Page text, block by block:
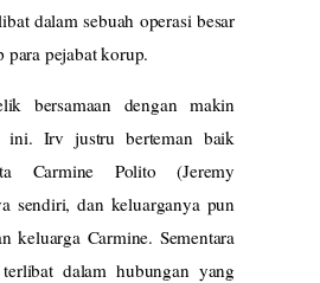
dalam sebuah operasi besar
para pejabat korup.
bersamaan dengan makin
ini. Irv justru berteman baik
Carmine Polito (Jeremy
sendiri, dan keluarganya pun
keluarga Carmine. Sementara
dalam hubungan yang